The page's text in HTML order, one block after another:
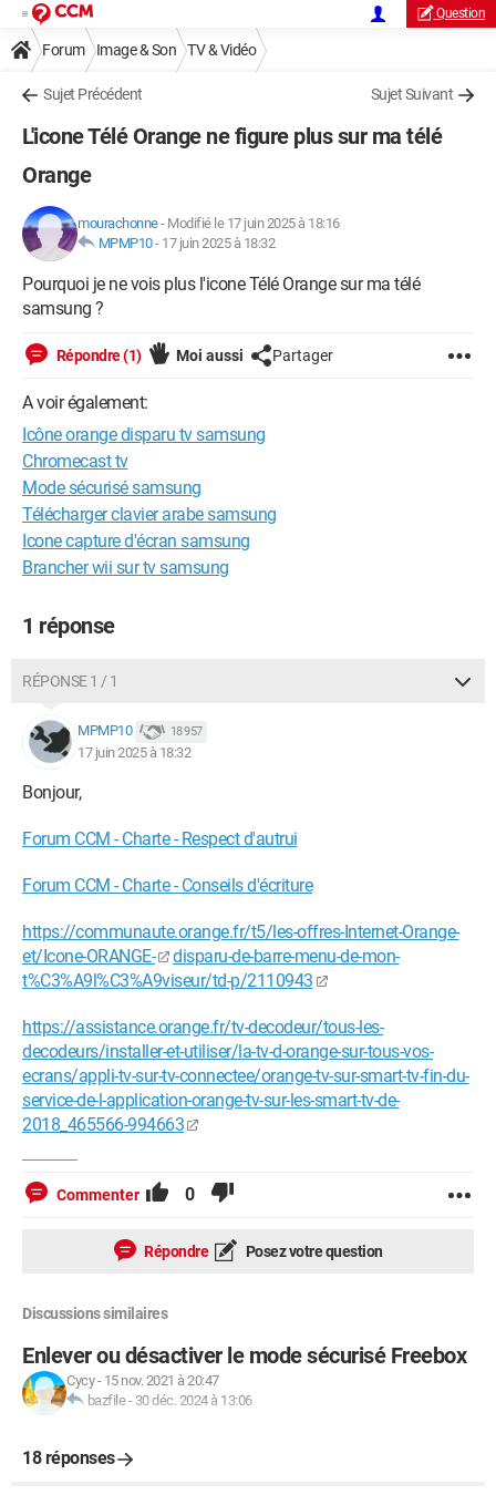
Question
Forum Image & Son TV & Vidéo
Sujet Précédent Sujet Suivant
L'icone Télé Orange ne figure plus sur ma télé
Orange
mourachonne- Modifié le 17 juin 2025 à 18:16
MPMP10- 17 juin 2025 à 18:32
Pourquoi je ne vois plus l'icone Télé Orange sur ma télé
samsung ?
Répondre (1) Moi aussi Partager
A voir également:
Icône orange disparu tv samsung
Chromecast tv
Mode sécurisé samsung
Télécharger clavier arabe samsung
Icone capture d'écran samsung
Brancher wii sur tv samsung
1 réponse
RÉPONSE 1 / 1
MPMP10 18 957
17 juin 2025 à 18:32
Bonjour,
Forum CCM - Charte - Respect d'autrui
Forum CCM - Charte - Conseils d'écriture
https://communaute.orange.fr/t5/les-offres-Internet-Orange-
et/Icone-ORANGE-
disparu-de-barre-menu-de-mon-
t%C3%A9l%C3%A9viseur/td-p/2110943
https://assistance.orange.fr/tv-decodeur/tous-les-
decodeurs/installer-et-utiliser/la-tv-d-orange-sur-tous-vos-
ecrans/appli-tv-sur-tv-connectee/orange-tv-sur-smart-tv-fin-du-
service-de-l-application-orange-tv-sur-les-smart-tv-de-
2018_465566-994663
Commenter 0
Répondre Posez votre question
Discussions similaires
Enlever ou désactiver le mode sécurisé Freebox
Cycy- 15 nov. 2021 à 20:47
bazfile- 30 déc. 2024 à 13:06
18 réponses